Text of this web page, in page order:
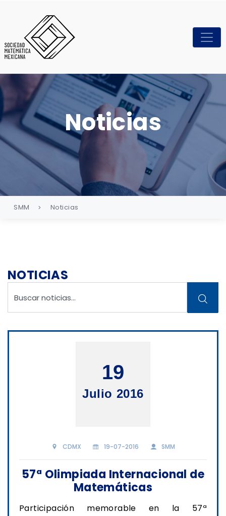
Noticias
SMM Noticias
NOTICIAS
19
Julio 2016
CDMX 19-07-2016 SMM
57ª Olimpiada Internacional de
Matemáticas
Participación memorable en la 57ª